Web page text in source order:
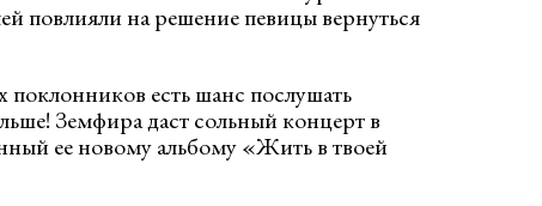
повлияли на решение певицы вернуться
поклонников есть шанс послушать
Земфира даст сольный концерт в
ее новому альбому «Жить в твоей